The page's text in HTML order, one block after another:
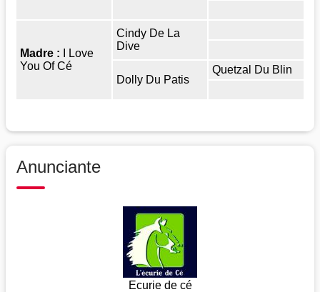
Madre :
I Love
You Of Cé
Cindy De La
Dive
Dolly Du Patis
Quetzal Du Blin
Anunciante
Ecurie de cé